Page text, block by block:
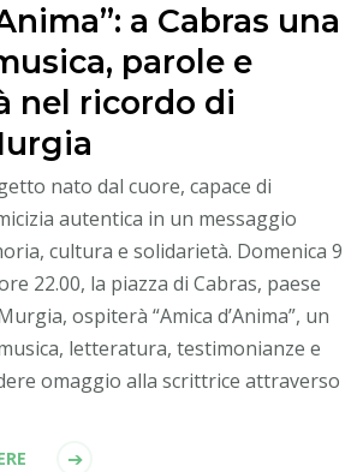
a Cabras una
parole e
nel ricordo di
nato dal cuore, capace di
autentica in un messaggio
cultura e solidarietà. Domenica 9
22.00, la piazza di Cabras, paese
ospiterà “Amica d’Anima”, un
letteratura, testimonianze e
omaggio alla scrittrice attraverso